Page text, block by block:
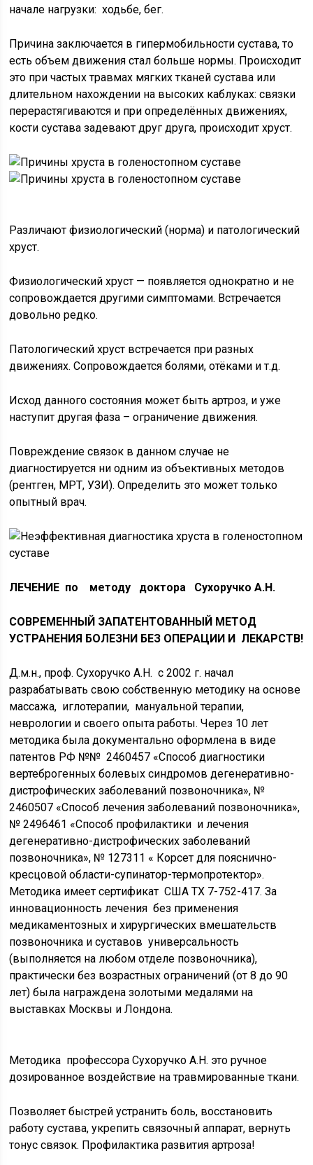
начале нагрузки: ходьбе, бег.
Причина заключается в гипермобильности сустава, то
есть объем движения стал больше нормы. Происходит
это при частых травмах мягких тканей сустава или
длительном нахождении на высоких каблуках: связки
перерастягиваются и при определённых движениях,
кости сустава задевают друг друга, происходит хруст.
Различают физиологический (норма) и патологический
хруст.
Физиологический хруст — появляется однократно и не
сопровождается другими симптомами. Встречается
довольно редко.
Патологический хруст встречается при разных
движениях. Сопровождается болями, отёками и т.д.
Исход данного состояния может быть артроз, и уже
наступит другая фаза – ограничение движения.
Повреждение связок в данном случае не
диагностируется ни одним из объективных методов
(рентген, МРТ, УЗИ). Определить это может только
опытный врач.
ЛЕЧЕНИЕ по методу доктора Сухоручко А.Н.
СОВРЕМЕННЫЙ ЗАПАТЕНТОВАННЫЙ МЕТОД
УСТРАНЕНИЯ БОЛЕЗНИ БЕЗ ОПЕРАЦИИ И ЛЕКАРСТВ!
Д.м.н., проф. Сухоручко А.Н. с 2002 г. начал
разрабатывать свою собственную методику на основе
массажа, иглотерапии, мануальной терапии,
неврологии и своего опыта работы. Через 10 лет
методика была документально оформлена в виде
патентов РФ №№ 2460457 «Способ диагностики
вертеброгенных болевых синдромов дегенеративно-
дистрофических заболеваний позвоночника», №
2460507 «Способ лечения заболеваний позвоночника»,
№ 2496461 «Способ профилактики и лечения
дегенеративно-дистрофических заболеваний
позвоночника», № 127311 « Корсет для пояснично-
кресцовой области-супинатор-термопротектор».
Методика имеет сертификат США TX 7-752-417. За
инновационность лечения без применения
медикаментозных и хирургических вмешательств
позвоночника и суставов универсальность
(выполняется на любом отделе позвоночника),
практически без возрастных ограничений (от 8 до 90
лет) была награждена золотыми медалями на
выставках Москвы и Лондона.
Методика профессора Сухоручко А.Н. это ручное
дозированное воздействие на травмированные ткани.
Позволяет быстрей устранить боль, восстановить
работу сустава, укрепить связочный аппарат, вернуть
тонус связок. Профилактика развития артроза!